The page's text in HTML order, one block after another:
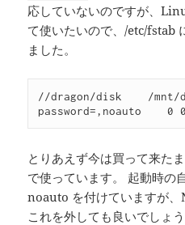
応していないのですが、
て使いたいので、/etc/fstab
ました。
//dragon/disk    /mnt/
とりあえず今は買って来た
で使っています。 起動時の
noauto を付けていますが、
これを外しても良いでしょ